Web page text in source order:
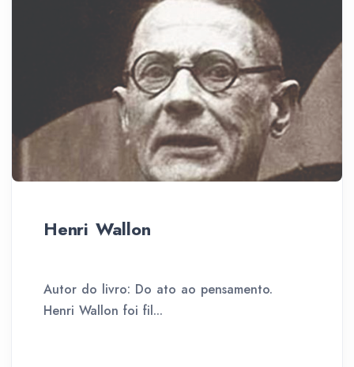
Henri Wallon
Autor do livro: Do ato ao pensamento.
Henri Wallon foi fil...